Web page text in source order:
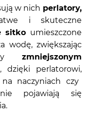
w nich perlatory,
i skuteczne
sitko umieszczone
wodę, zwiększając
zmniejszonym
dzięki perlatorowi,
naczyniach czy
pojawiają się